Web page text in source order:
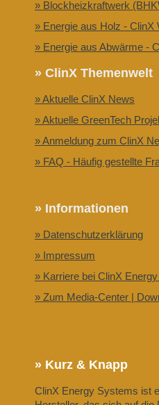
» Blockheizkraftwerk
» Energie aus Holz - ClinX
» Energie aus Abwärme -
» ClinX Themenwelt
» Aktuelle ClinX News
» Aktuelle GreenTech
» Anmeldung zum ClinX
» FAQ - Häufig gestellte
» Informationen
» Datenschutzerklärung
» Impressum
» Karriere bei ClinX
» Zum Media-Center |
» Kurz & Knapp
ClinX Energy Systems ist